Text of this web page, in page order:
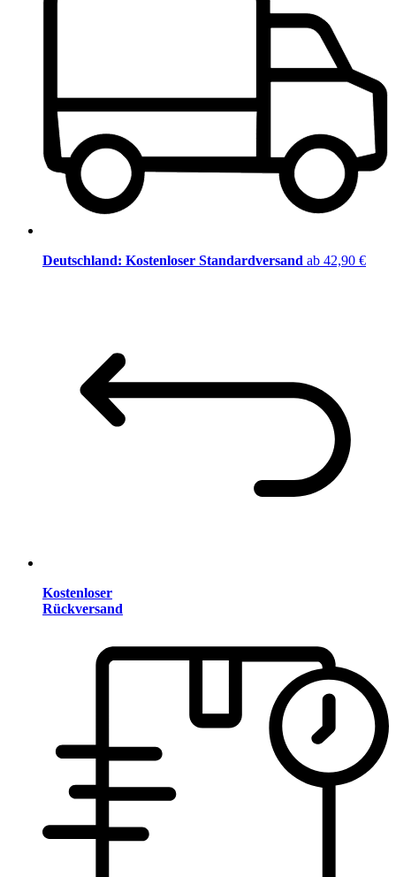
Deutschland: Kostenloser Standardversand ab 42,90 €
Kostenloser
Rückversand